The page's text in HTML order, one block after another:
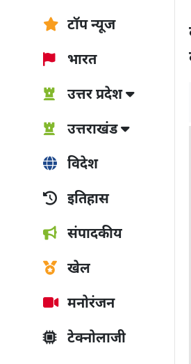
टॉप न्यूज
भारत
उत्तर प्रदेश
उत्तराखंड
विदेश
इतिहास
संपादकीय
खेल
मनोरंजन
टेक्नोलाजी